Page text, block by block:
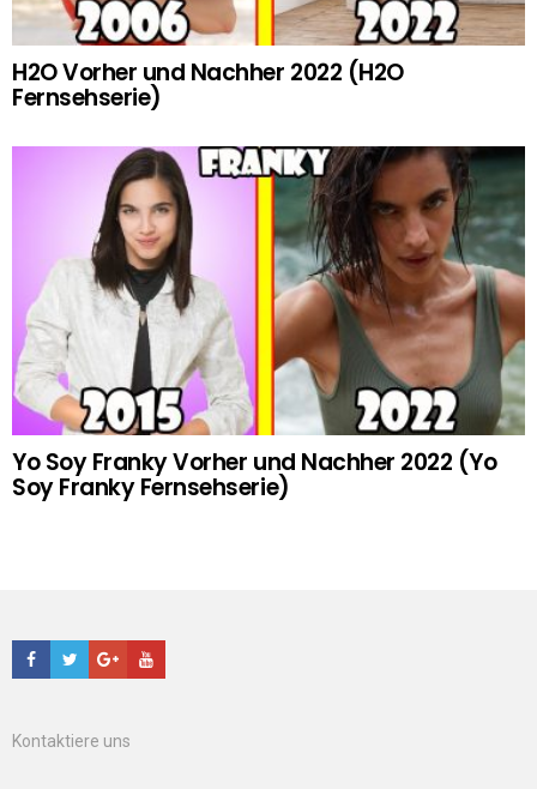
H2O Vorher und Nachher 2022 (H2O
Fernsehserie)
Yo Soy Franky Vorher und Nachher 2022 (Yo
Soy Franky Fernsehserie)
Facebook
TwitterGoogle+Youtube
Kontaktiere uns